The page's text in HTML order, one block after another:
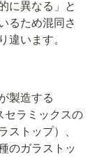
に異なる」と
るため混同さ
います。
製造する
セラミックスの
トップ）、
のガラストッ